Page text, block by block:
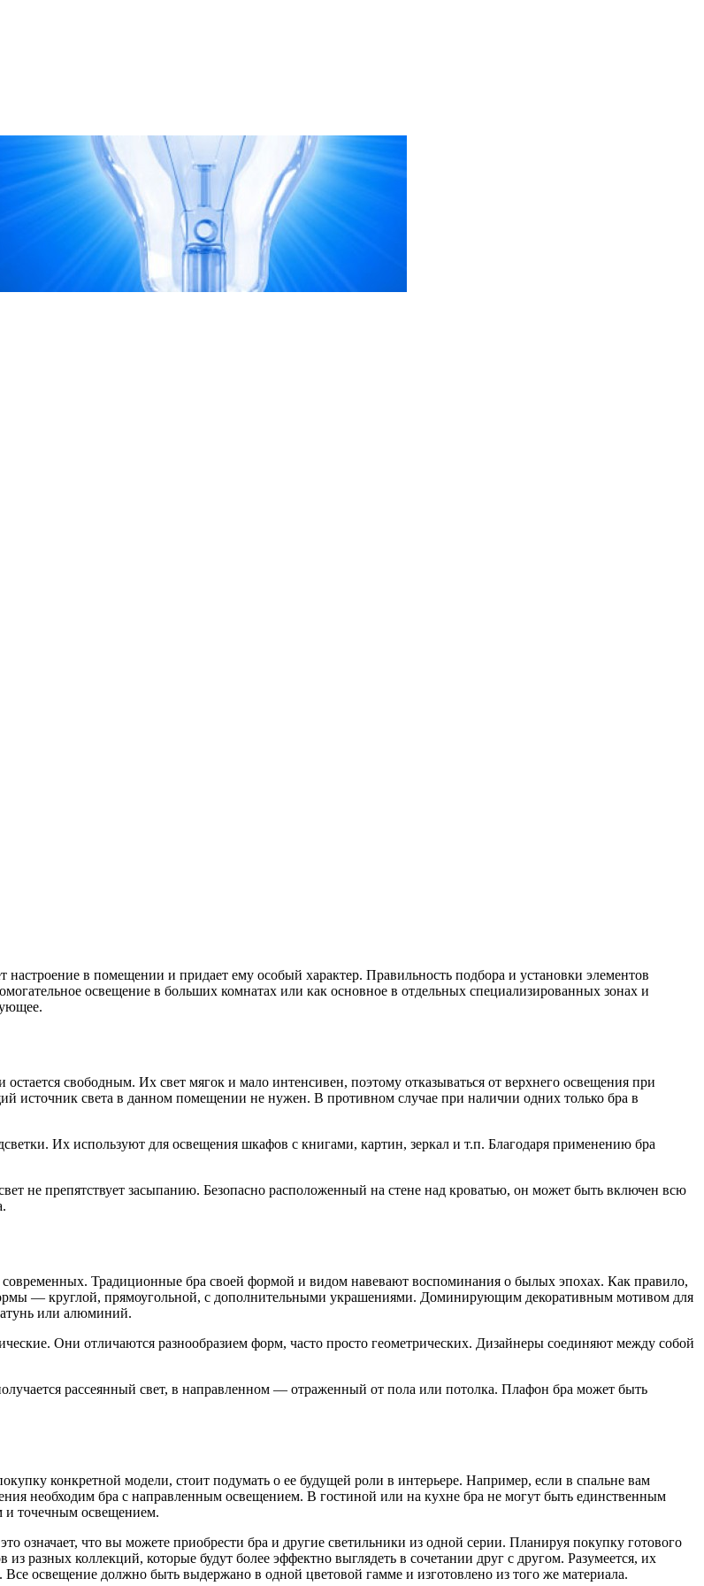
в помещении и придает ему особый характер. Правильность подбора и установки элементов
освещение в больших комнатах или как основное в отдельных специализированных зонах и
свободным. Их свет мягок и мало интенсивен, поэтому отказываться от верхнего освещения при
источник света в данном помещении не нужен. В противном случае при наличии одних только бра в
Их используют для освещения шкафов с книгами, картин, зеркал и т.п. Благодаря применению бра
не препятствует засыпанию. Безопасно расположенный на стене над кроватью, он может быть включен всю
Традиционные бра своей формой и видом навевают воспоминания о былых эпохах. Как правило,
— круглой, прямоугольной, с дополнительными украшениями. Доминирующим декоративным мотивом для
или алюминий.
Они отличаются разнообразием форм, часто просто геометрических. Дизайнеры соединяют между собой
рассеянный свет, в направленном — отраженный от пола или потолка. Плафон бра может быть
конкретной модели, стоит подумать о ее будущей роли в интерьере. Например, если в спальне вам
необходим бра с направленным освещением. В гостиной или на кухне бра не могут быть единственным
и точечным освещением.
означает, что вы можете приобрести бра и другие светильники из одной серии. Планируя покупку готового
разных коллекций, которые будут более эффектно выглядеть в сочетании друг с другом. Разумеется, их
освещение должно быть выдержано в одной цветовой гамме и изготовлено из того же материала.